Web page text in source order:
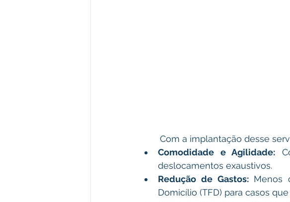
Com a implantação desse
Comodidade e Agilidade:
deslocamentos exaustivos.
Redução de Gastos: Menos
Domicílio (TFD) para casos